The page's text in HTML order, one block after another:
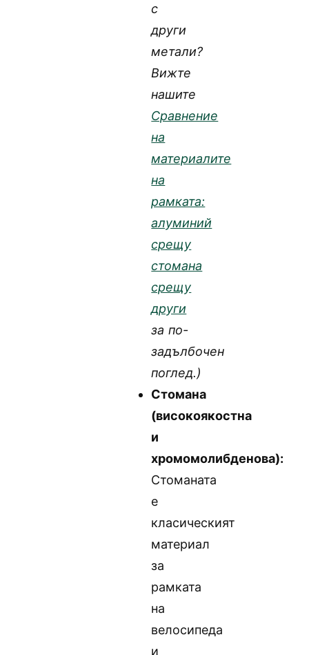
с
други
метали?
Вижте
нашите
Сравнение
на
материалите
на
рамката:
алуминий
срещу
стомана
срещу
други
за по-
задълбочен
поглед.)
Стомана
(високоякостна
и
хромомолибденова):
Стоманата
е
класическият
материал
за
рамката
на
велосипеда
и